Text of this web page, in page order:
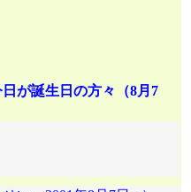
が誕生日の方々（8月7